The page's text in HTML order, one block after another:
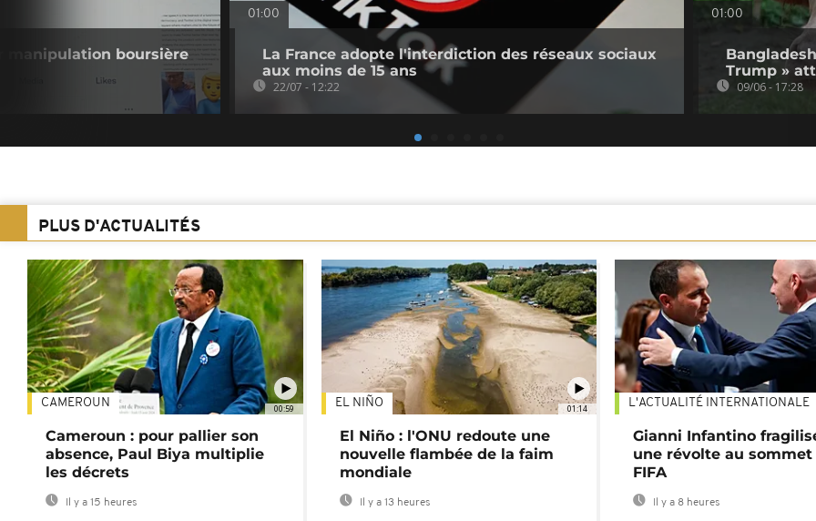
manipulation boursière
01:00
La France adopte l'interdiction des réseaux sociaux
aux moins de 15 ans
22/07 - 12:22
01:00
Trump »
09/06 - 17:28
PLUS D'ACTUALITÉS
00:59
CAMEROUN
Cameroun : pour pallier son
absence, Paul Biya multiplie
les décrets
Il y a 15 heures
01:14
EL NIÑO
El Niño : l'ONU redoute une
nouvelle flambée de la faim
mondiale
Il y a 13 heures
L'ACTUALITÉ INTERNATIONALE
Gianni Infantino
une révolte au sommet
FIFA
Il y a 8 heures